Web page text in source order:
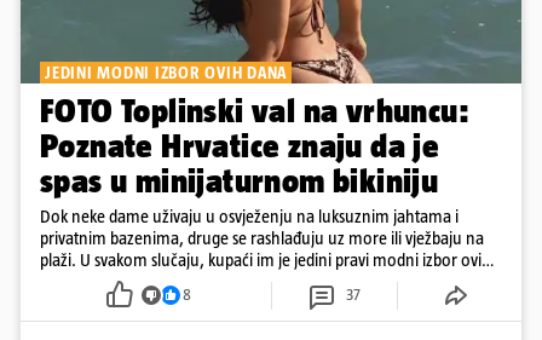
JEDINI MODNI IZBOR OVIH DANA
FOTO Toplinski val na vrhuncu:
Poznate Hrvatice znaju da je
spas u minijaturnom bikiniju
Dok neke dame uživaju u osvježenju na luksuznim jahtama i
privatnim bazenima, druge se rashlađuju uz more ili vježbaju na
plaži. U svakom slučaju, kupaći im je jedini pravi modni izbor ovih
8 37